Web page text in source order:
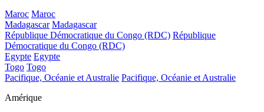
Maroc Maroc
Madagascar Madagascar
République Démocratique du Congo (RDC) République
Démocratique du Congo (RDC)
Egypte Egypte
Togo Togo
Pacifique, Océanie et Australie Pacifique, Océanie et Australie
Amérique